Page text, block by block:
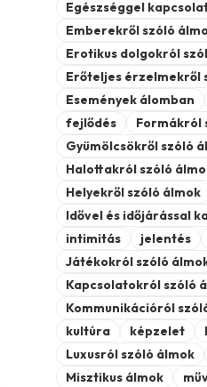
Egészséggel
Emberekről szóló
Erotikus dolgokról
Erőteljes érzelmekről
Események álomban
fejlődés
Formákról
Gyümölcsökről szóló
Halottakról szóló
Helyekről szóló álmok
Idővel és időjárással
intimitás
jelentés
Játékokról szóló
Kapcsolatokról szóló
Kommunikációról
kultúra
képzelet
Luxusról szóló álmok
Misztikus álmok